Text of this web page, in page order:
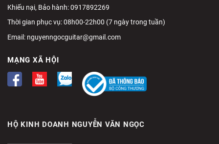
Khiếu nại, Bảo hành: 0917892269
Thời gian phục vụ: 08h00-22h00 (7 ngày trong tuần)
Email: nguyenngocguitar@gmail.com
MẠNG XÃ HỘI
HỘ KINH DOANH NGUYỄN VĂN NGỌC